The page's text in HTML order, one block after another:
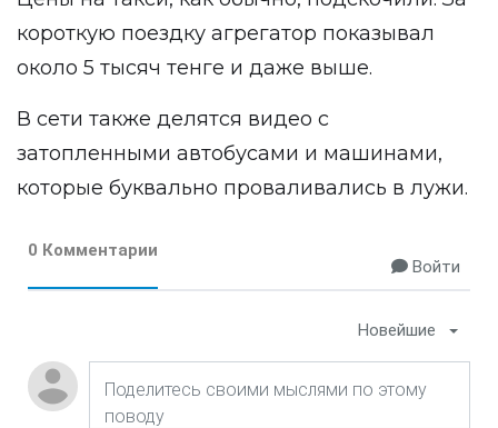
короткую поездку агрегатор показывал
около 5 тысяч тенге и даже выше.
В сети также делятся видео с
затопленными автобусами и машинами,
которые буквально проваливались в лужи.
0 Комментарии
Войти
Новейшие